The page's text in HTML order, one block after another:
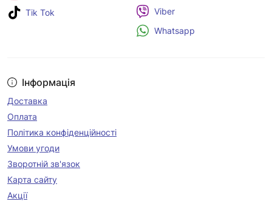
Інформація
Доставка
Оплата
Політика конфіденційності
Умови угоди
Зворотній зв'язок
Карта сайту
Акції
Tik Tok
Viber
Whatsapp